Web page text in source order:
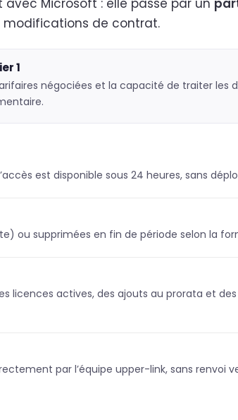
Microsoft : elle passe par un
modifications de contrat.
1
négociées et la capacité de traiter les
est disponible sous 24 heures, sans
supprimées en fin de période selon la
actives, des ajouts au prorata et des
par l’équipe upper-link, sans renvoi